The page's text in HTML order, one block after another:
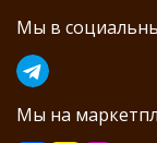
Мы в
Мы на